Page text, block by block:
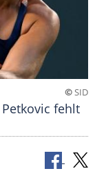
©SID
fehlt